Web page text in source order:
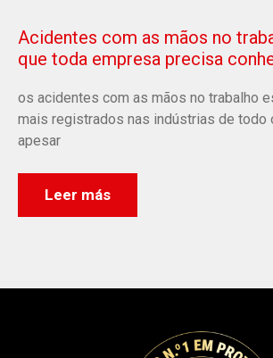
Acidentes com as mãos no
que toda empresa precisa
os acidentes com as mãos no trabalho
mais registrados nas indústrias de todo
apesar
Leer más